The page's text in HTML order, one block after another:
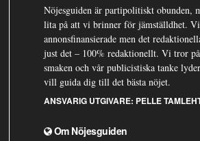
Nöjesguiden är partipolitiskt obunden,
lita på att vi brinner för jämställdhet.
annonsfinansierade men det
just det – 100% redaktionellt. Vi tror
smaken och vår publicistiska tanke
vill guida dig till det bästa nöjet.
ANSVARIG UTGIVARE: PELLE
Om Nöjesguiden